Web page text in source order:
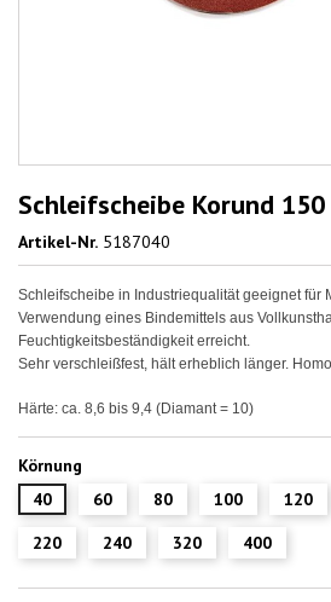
Schleifscheibe Korund 150
Artikel-Nr. 5187040
Schleifscheibe in Industriequalität geeignet für
Verwendung eines Bindemittels aus
Feuchtigkeitsbeständigkeit erreicht.
Sehr verschleißfest, hält erheblich länger.
Härte: ca. 8,6 bis 9,4 (Diamant = 10)
Körnung
40
60 80 100 120
220
240 320 400